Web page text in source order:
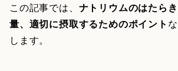
この記事では、 ナトリウムのはたら
量、適切に摂取するためのポイント
します。